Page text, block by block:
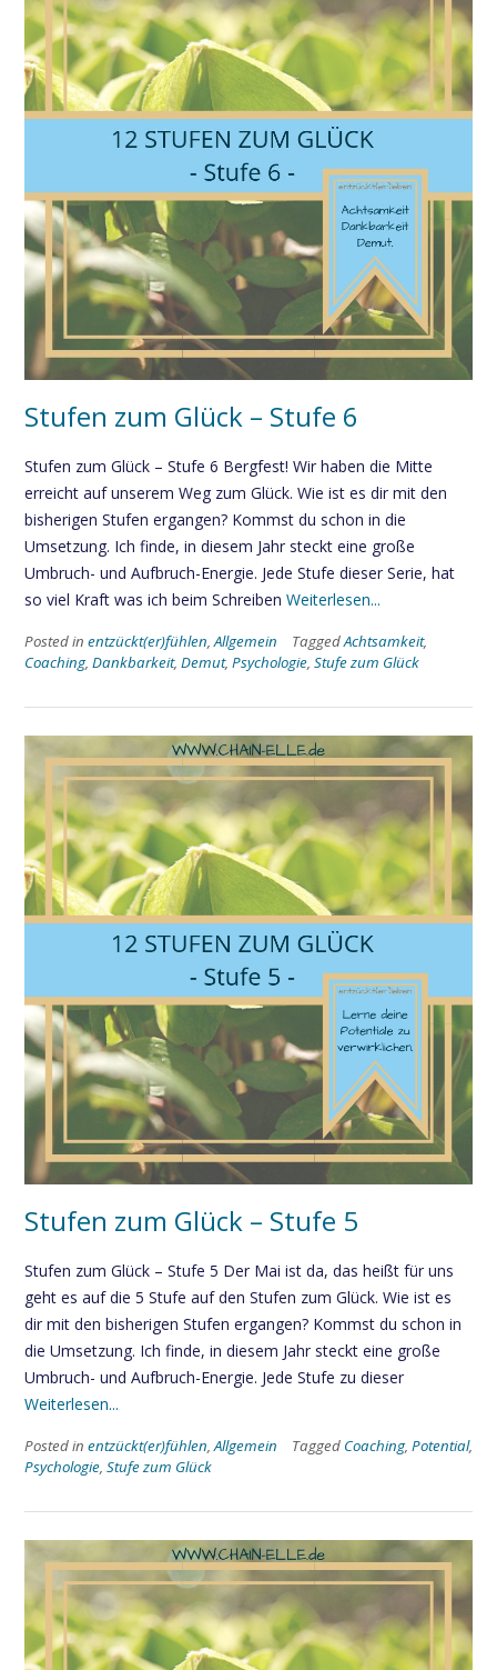
Stufen zum Glück – Stufe 6
Stufen zum Glück – Stufe 6 Bergfest! Wir haben die Mitte
erreicht auf unserem Weg zum Glück. Wie ist es dir mit den
bisherigen Stufen ergangen? Kommst du schon in die
Umsetzung. Ich finde, in diesem Jahr steckt eine große
Umbruch- und Aufbruch-Energie. Jede Stufe dieser Serie, hat
so viel Kraft was ich beim Schreiben Weiterlesen...
Posted in entzückt(er)fühlen Allgemein TaggedAchtsamkeit,
Coaching, Dankbarkeit, Demut, Psychologie Stufe zum Glück
Stufen zum Glück – Stufe 5
Stufen zum Glück – Stufe 5 Der Mai ist da, das heißt für uns
geht es auf die 5 Stufe auf den Stufen zum Glück. Wie ist es
dir mit den bisherigen Stufen ergangen? Kommst du schon in
die Umsetzung. Ich finde, in diesem Jahr steckt eine große
Umbruch- und Aufbruch-Energie. Jede Stufe zu dieser
Weiterlesen...
Posted in entzückt(er)fühlen Allgemein Tagged Coaching, Potential,
Psychologie Stufe zum Glück